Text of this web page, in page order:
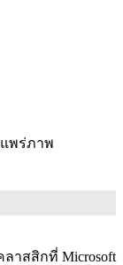
พร่ภาพ
าสสิกที่ Microsoft